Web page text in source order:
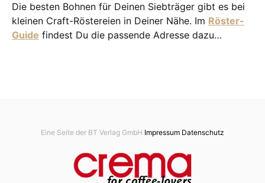
Die besten Bohnen für Deinen Siebträger gibt es bei
kleinen Craft-Röstereien in Deiner Nähe. Im Röster-
Guide findest Du die passende Adresse dazu…
Eine Seite der BT Verlag GmbH Impressum Datenschutz